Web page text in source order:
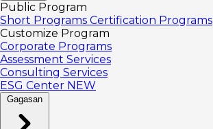
Public Program
Short Programs Certification Programs
Customize Program
Corporate Programs
Assessment Services
Consulting Services
ESG Center NEW
Gagasan